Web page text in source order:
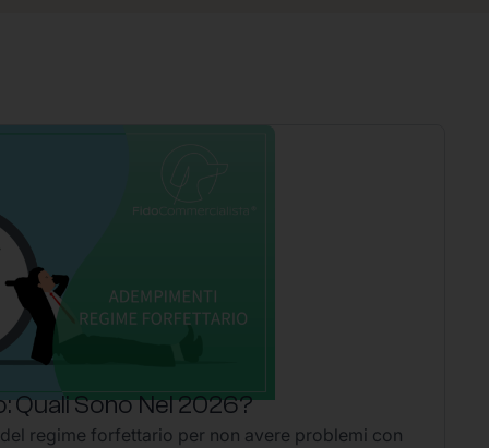
Sono Nel 2026?
regime forfettario per non avere problemi con